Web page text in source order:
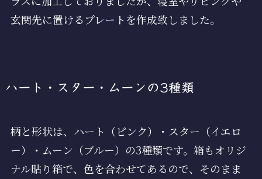
玄関先に置けるプレートを作成致しました。
ハート・スター・ムーンの3種類
柄と形状は、ハート（ピンク）・スター（イエロ
ー）・ムーン（ブルー）の3種類です。箱もオリジ
ナル貼り箱で、色を合わせてあるので、そのまま